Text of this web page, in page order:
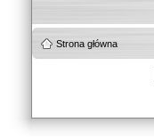
Strona główna